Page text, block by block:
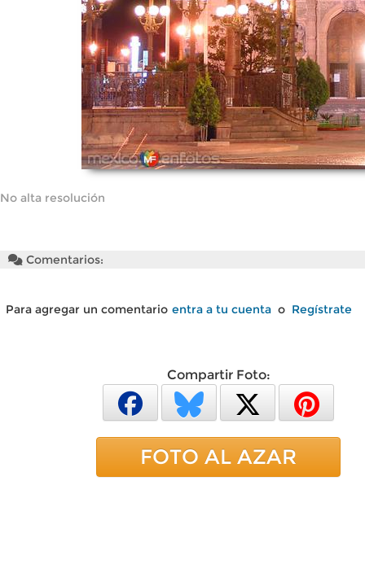
No alta resolución
Comentarios:
Para agregar un comentario entra a tu cuenta o Regístrate
Compartir Foto:
FOTO AL AZAR